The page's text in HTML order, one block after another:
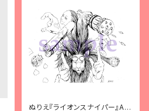
ぬりえ『ライオンスナイパー』A4